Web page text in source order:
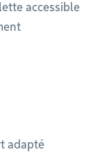
accessible
adapté